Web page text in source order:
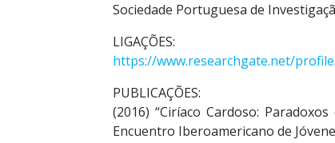
Sociedade Portuguesa de
LIGAÇÕES:
https://www.researchgate.net/
PUBLICAÇÕES:
(2016) “Ciríaco Cardoso:
Encuentro Iberoamericano de